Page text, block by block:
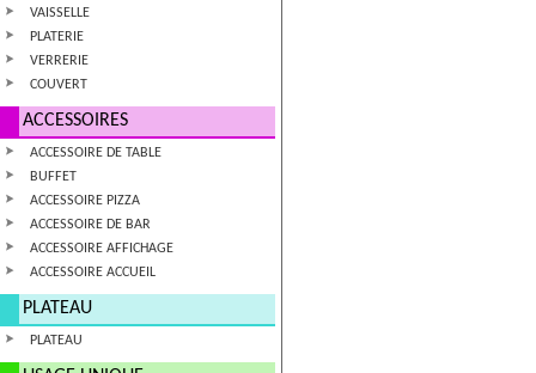
VAISSELLE
PLATERIE
VERRERIE
COUVERT
ACCESSOIRES
ACCESSOIRE DE TABLE
BUFFET
ACCESSOIRE PIZZA
ACCESSOIRE DE BAR
ACCESSOIRE AFFICHAGE
ACCESSOIRE ACCUEIL
PLATEAU
PLATEAU